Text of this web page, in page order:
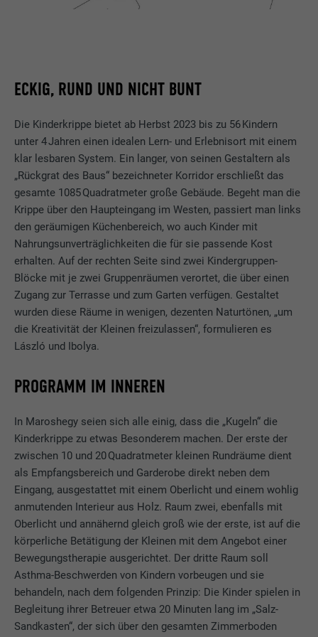
ECKIG, RUND UND NICHT BUNT
Die Kinderkrippe bietet ab Herbst 2023 bis zu 56 Kindern
unter 4 Jahren einen idealen Lern- und Erlebnisort mit einem
klar lesbaren System. Ein langer, von seinen Gestaltern als
„Rückgrat des Baus“ bezeichneter Korridor erschließt das
gesamte 1085 Quadratmeter große Gebäude. Begeht man die
Krippe über den Haupteingang im Westen, passiert man links
den geräumigen Küchenbereich, wo auch Kinder mit
Nahrungsunverträglichkeiten die für sie passende Kost
erhalten. Auf der rechten Seite sind zwei Kindergruppen-
Blöcke mit je zwei Gruppenräumen verortet, die über einen
Zugang zur Terrasse und zum Garten verfügen. Gestaltet
wurden diese Räume in wenigen, dezenten Naturtönen, „um
die Kreativität der Kleinen freizulassen“, formulieren es
László und Ibolya.
PROGRAMM IM INNEREN
In Maroshegy seien sich alle einig, dass die „Kugeln“ die
Kinderkrippe zu etwas Besonderem machen. Der erste der
zwischen 10 und 20 Quadratmeter kleinen Rundräume dient
als Empfangsbereich und Garderobe direkt neben dem
Eingang, ausgestattet mit einem Oberlicht und einem wohlig
anmutenden Interieur aus Holz. Raum zwei, ebenfalls mit
Oberlicht und annähernd gleich groß wie der erste, ist auf die
körperliche Betätigung der Kleinen mit dem Angebot einer
Bewegungstherapie ausgerichtet. Der dritte Raum soll
Asthma-Beschwerden von Kindern vorbeugen und sie
behandeln, nach dem folgenden Prinzip: Die Kinder spielen in
Begleitung ihrer Betreuer etwa 20 Minuten lang im „Salz-
Sandkasten“, der sich über den gesamten Zimmerboden